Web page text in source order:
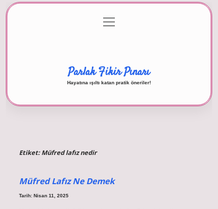
Gizlilik Politikası
menüyü
aç
Parlak Fikir Pınarı
Hayatına ışıltı katan pratik öneriler!
Etiket:Müfred lafız nedir
Müfred Lafız Ne Demek
Tarih: Nisan 11, 2025